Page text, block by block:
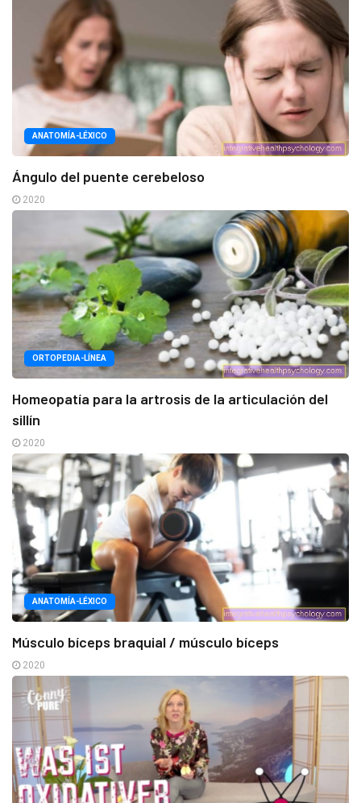
ANATOMÍA-LÉXICO
Ángulo del puente cerebeloso
2020
ORTOPEDIA-LÍNEA
Homeopatía para la artrosis de la articulación del
sillín
2020
ANATOMÍA-LÉXICO
Músculo bíceps braquial / músculo bíceps
2020